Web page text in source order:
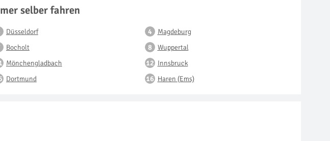
selber fahren
Düsseldorf
Magdeburg
Bocholt
Wuppertal
Mönchengladbach
Innsbruck
Dortmund Haren (Ems)